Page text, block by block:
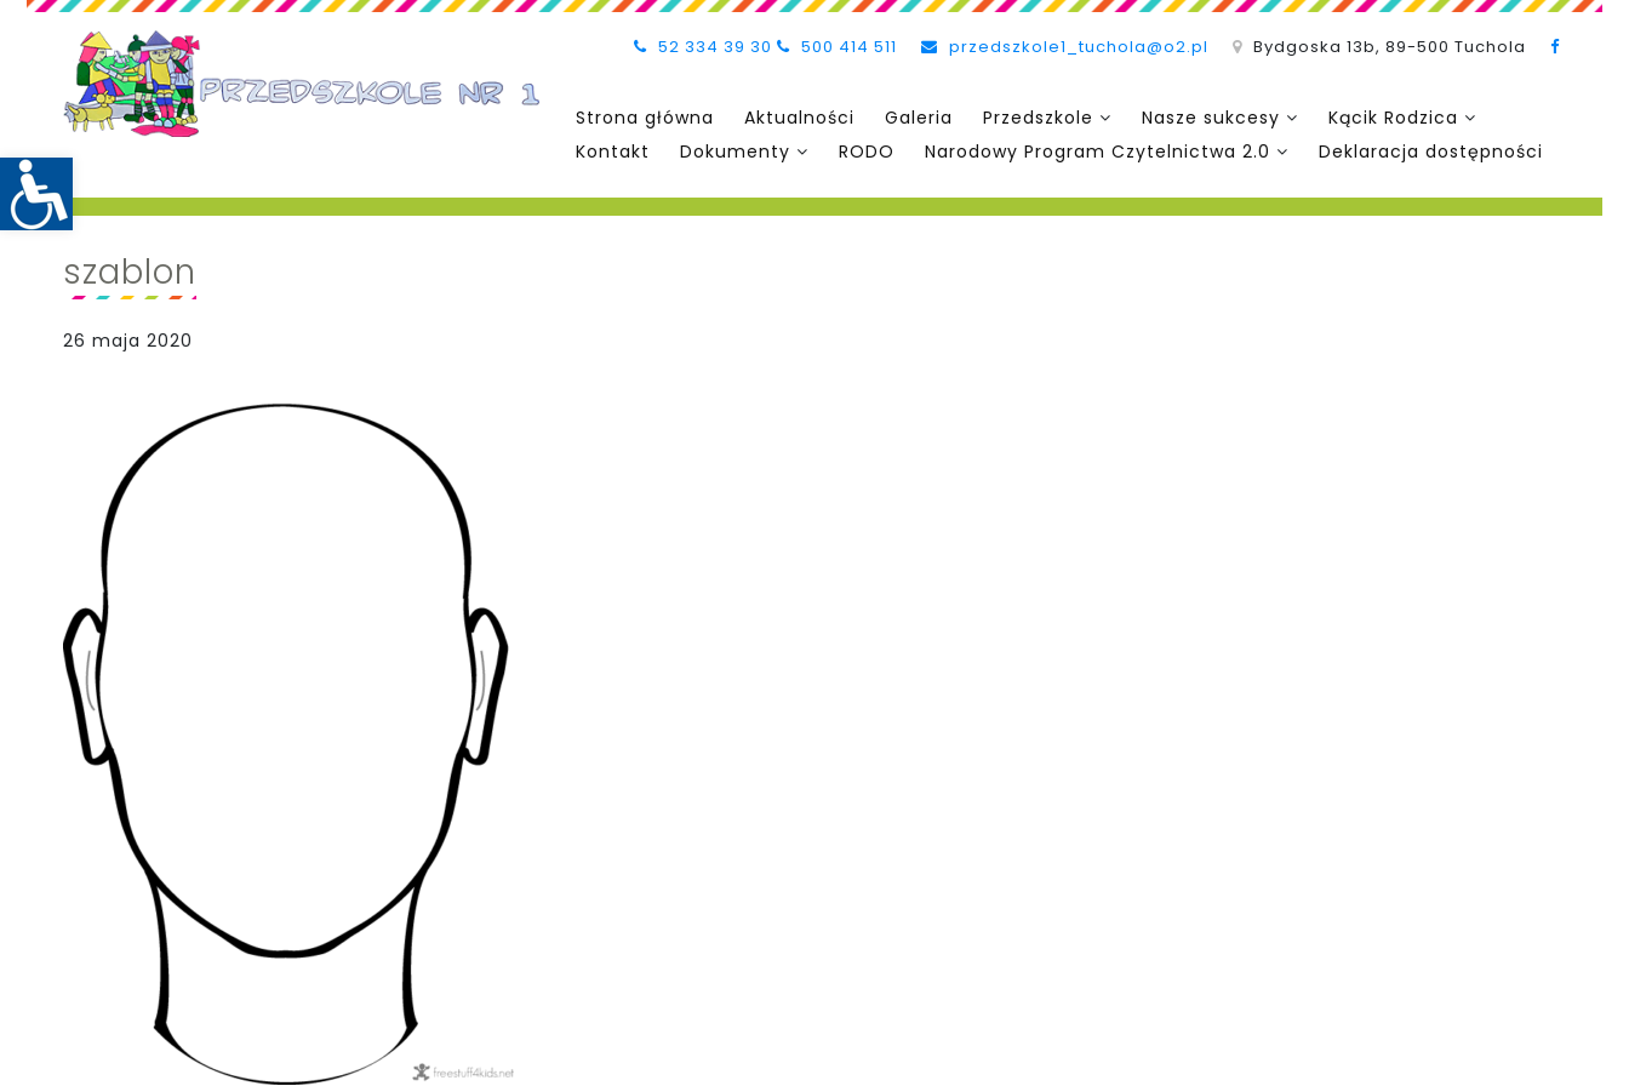
52 334 39 30 500 414 511 przedszkole1_tuchola@o2.pl Bydgoska 13b, 89-500 Tuchola
Strona główna Aktualności Galeria Przedszkole Nasze sukcesy
Kącik Rodzica
Kontakt
Dokumenty RODO Narodowy Program Czytelnictwa 2.0 Deklaracja dostępności
szablon
26 maja 2020